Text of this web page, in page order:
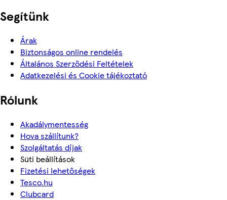
Segítünk
Árak
Biztonságos online rendelés
Általános Szerződési Feltételek
Adatkezelési és Cookie tájékoztató
Rólunk
Akadálymentesség
Hova szállítunk?
Szolgáltatás díjak
Süti beállítások
Fizetési lehetőségek
Tesco.hu
Clubcard